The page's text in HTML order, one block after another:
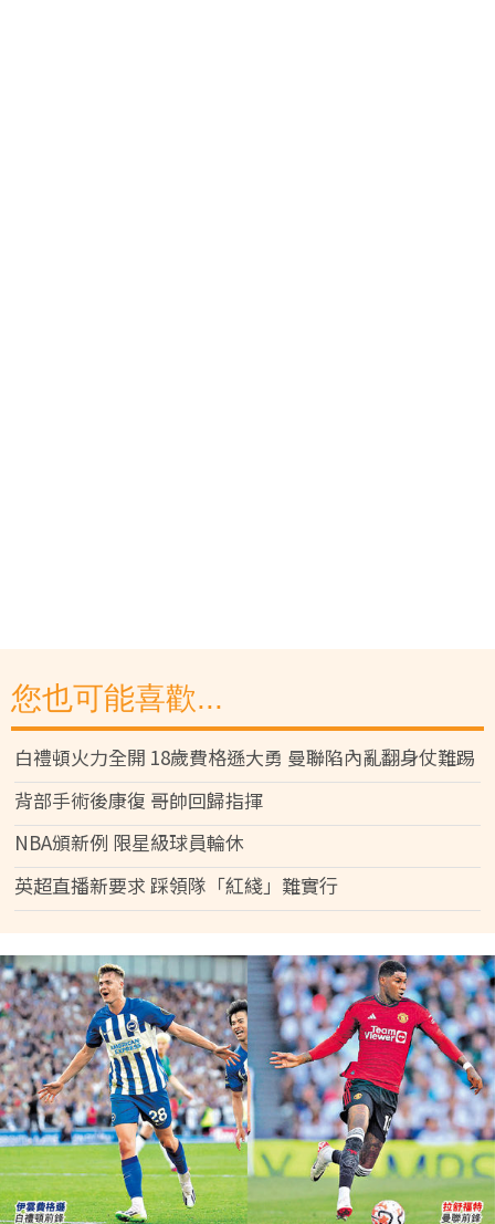
您也可能喜歡...
白禮頓火力全開 18歲費格遜大勇 曼聯陷內亂翻身仗難踢
背部手術後康復 哥帥回歸指揮
NBA頒新例 限星級球員輪休
英超直播新要求 踩領隊「紅綫」難實行